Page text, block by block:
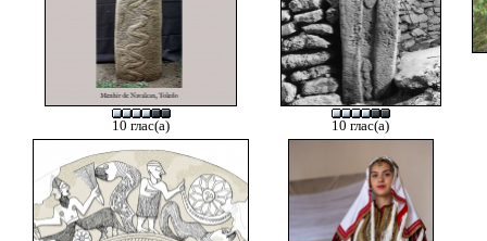
10 глас(а) 10 глас(а)